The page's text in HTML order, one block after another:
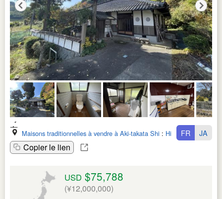
Maisons traditionnelles à vendre à Aki-takata Shi : Hiroshima Ken
Copier le lien
FR JA
USD $75,788
(¥12,000,000)